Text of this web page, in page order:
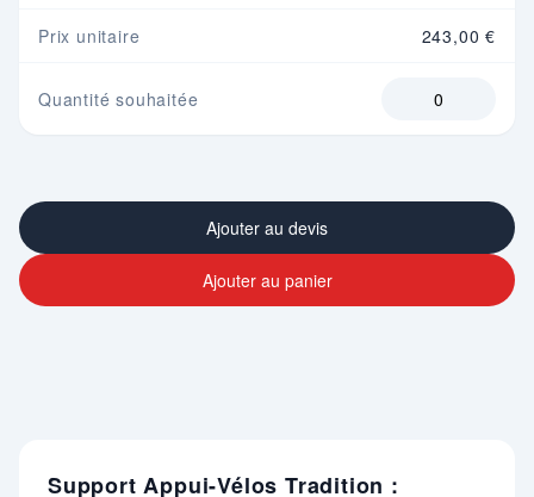
Prix unitaire 243,00 €
Quantité souhaitée
Ajouter au devis
Ajouter au panier
Support Appui-Vélos Tradition :